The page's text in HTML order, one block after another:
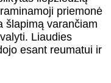
priemonė
šlapimą varančiam
Liaudies
esant reumatui ir